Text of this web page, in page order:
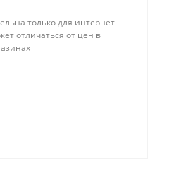
только для интернет-
отличаться от цен в